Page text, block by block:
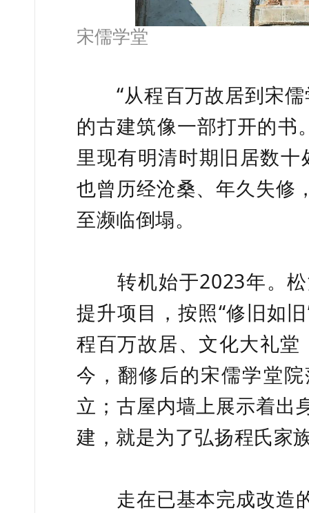
宋儒学堂
“从程百万故居到宋儒
的古建筑像一部打开的书
里现有明清时期旧居数
也曾历经沧桑、年久失修
至濒临倒塌。
转机始于2023年。松
提升项目，按照“修旧如
程百万故居、文化大礼堂
今，翻修后的宋儒学堂
立；古屋内墙上展示着出
建，就是为了弘扬程氏家
走在已基本完成改造